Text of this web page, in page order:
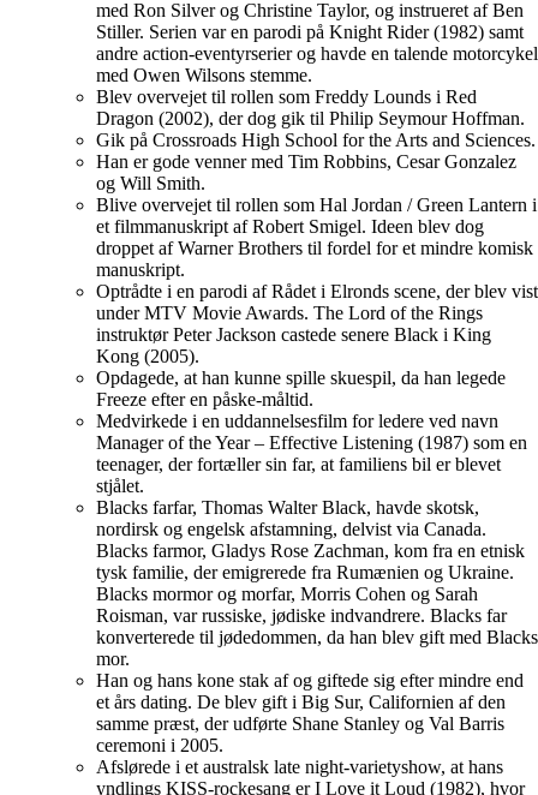
med Ron Silver og Christine Taylor, og instrueret af Ben
Stiller. Serien var en parodi på Knight Rider (1982) samt
andre action-eventyrserier og havde en talende motorcykel
med Owen Wilsons stemme.
Blev overvejet til rollen som Freddy Lounds i Red
Dragon (2002), der dog gik til Philip Seymour Hoffman.
Gik på Crossroads High School for the Arts and Sciences.
Han er gode venner med Tim Robbins, Cesar Gonzalez
og Will Smith.
Blive overvejet til rollen som Hal Jordan / Green Lantern i
et filmmanuskript af Robert Smigel. Ideen blev dog
droppet af Warner Brothers til fordel for et mindre komisk
manuskript.
Optrådte i en parodi af Rådet i Elronds scene, der blev vist
under MTV Movie Awards. The Lord of the Rings
instruktør Peter Jackson castede senere Black i King
Kong (2005).
Opdagede, at han kunne spille skuespil, da han legede
Freeze efter en påske-måltid.
Medvirkede i en uddannelsesfilm for ledere ved navn
Manager of the Year – Effective Listening (1987) som en
teenager, der fortæller sin far, at familiens bil er blevet
stjålet.
Blacks farfar, Thomas Walter Black, havde skotsk,
nordirsk og engelsk afstamning, delvist via Canada.
Blacks farmor, Gladys Rose Zachman, kom fra en etnisk
tysk familie, der emigrerede fra Rumænien og Ukraine.
Blacks mormor og morfar, Morris Cohen og Sarah
Roisman, var russiske, jødiske indvandrere. Blacks far
konverterede til jødedommen, da han blev gift med Blacks
mor.
Han og hans kone stak af og giftede sig efter mindre end
et års dating. De blev gift i Big Sur, Californien af den
samme præst, der udførte Shane Stanley og Val Barris
ceremoni i 2005.
Afslørede i et australsk late night-varietyshow, at hans
yndlings KISS-rockesang er I Love it Loud (1982), hvor